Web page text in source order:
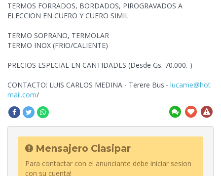
TERMOS FORRADOS, BORDADOS, PIROGRAVADOS A
ELECCION EN CUERO Y CUERO SIMIL
TERMO SOPRANO, TERMOLAR
TERMO INOX (FRIO/CALIENTE)
PRECIOS ESPECIAL EN CANTIDADES (Desde Gs. 70.000.-)
CONTACTO: LUIS CARLOS MEDINA - Terere Bus.- lucame@hot
mail.com/
Mensajero Clasipar
Para contactar con el anunciante debe iniciar sesion
con su cuenta!